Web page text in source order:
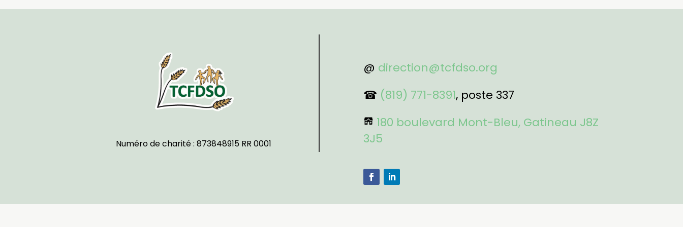
Numéro de charité : 873848915 RR 0001
@ direction@tcfdso.org
☎ (819) 771-8391, poste 337
180 boulevard Mont-Bleu, Gatineau J8Z
3J5